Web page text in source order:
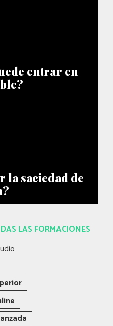
entrar en
la saciedad de
LAS FORMACIONES